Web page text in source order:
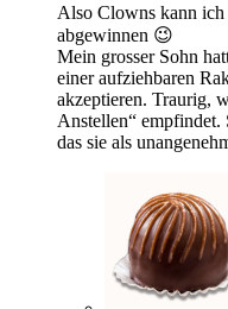
Also Clowns kann ich
abgewinnen 😉
Mein grosser Sohn
einer aufziehbaren
akzeptieren. Traurig,
Anstellen“ empfindet.
das sie als